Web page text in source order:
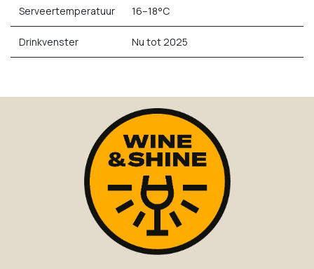
Serveertemperatuur 16–18°C
Drinkvenster Nu tot 2025